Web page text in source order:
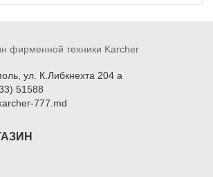
ул. К.Либкнехта 204 а
51588
777.md